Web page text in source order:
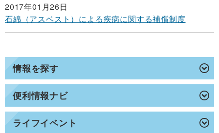
情報を探す
便利情報ナビ
ライフイベント
2017年01月26日
石綿（アスベスト）による疾病に関する補償制度